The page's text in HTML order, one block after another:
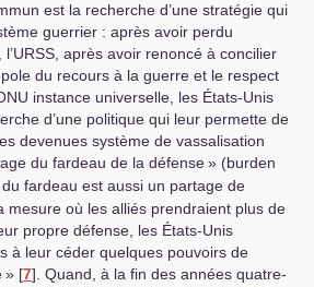
est la recherche d’une stratégie qui
guerrier : après avoir perdu
URSS , après avoir renoncé à concilier
du recours à la guerre et le respect
instance universelle, les États-Unis
d’une politique qui leur permette de
devenues système de vassalisation
du fardeau de la défense» (burden
fardeau est aussi un partage de
mesure où les alliés prendraient plus de
propre défense, les États-Unis
à leur céder quelques pouvoirs de
» [7] . Quand, à la fin des années quatre-